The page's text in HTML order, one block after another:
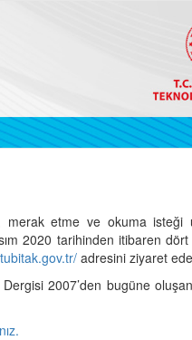
etme ve okuma isteği
2020 tarihinden itibaren
adresini ziyaret
2007’den bugüne oluşan